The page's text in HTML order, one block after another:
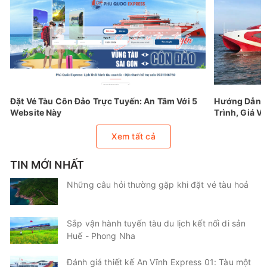
Đặt vé tàu tại ga Nam Định thế nào?
Bước 1: Đặt vé tại:
thông tin hành trình, chọn vé.
Bước 2: Chọn ghế ngồi trên tàu và điền đầy đủ thông tin
hành khách.
Bước 3: Thanh toán và đợi nhân viên xác nhận gửi vé điện
tử qua email.
2. Đặt vé tàu qua zalo
Kết bạn số zalo 0901442555 để được nhân viên hướng dẫn
Đặt Vé Tàu Côn Đảo Trực Tuyến: An Tâm Với 5
Website Này
Hướng Dẫn
Trình, Giá Vé
Xem tất cả
TIN MỚI NHẤT
Những câu hỏi thường gặp khi đặt vé tàu hoả
Sắp vận hành tuyến tàu du lịch kết nối di sản
Huế - Phong Nha
Đánh giá thiết kế An Vĩnh Express 01: Tàu một